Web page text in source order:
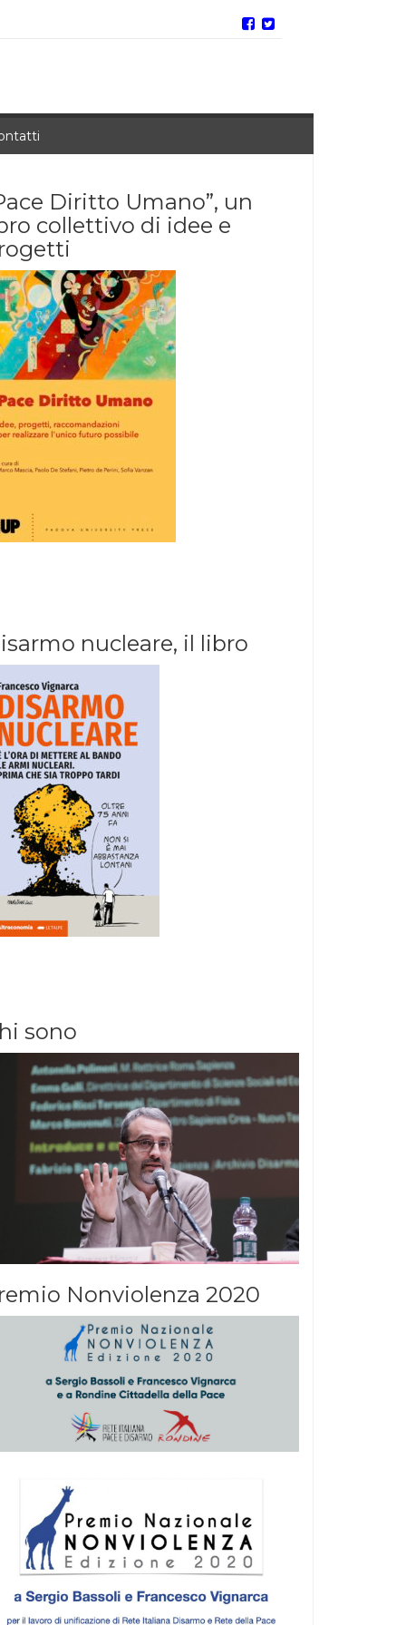
Diritto Umano”, un
collettivo di idee e
nucleare, il libro
sono
Nonviolenza 2020